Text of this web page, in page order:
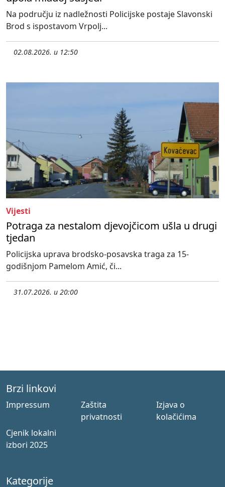
Na području iz nadležnosti Policijske postaje Slavonski
Brod s ispostavom Vrpolj...
02.08.2026. u 12:50
Vijesti
Potraga za nestalom djevojčicom ušla u drugi
tjedan
Policijska uprava brodsko-posavska traga za 15-
godišnjom Pamelom Amić, či...
31.07.2026. u 20:00
Brzi linkovi
Impressum
Zaštita
privatnosti
Izjava o
kolačićima
Cjenik lokalni
izbori 2025
Kategorije